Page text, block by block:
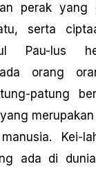
perak yang
serta
Pau-lus
orang
patung
Kei-
ada di